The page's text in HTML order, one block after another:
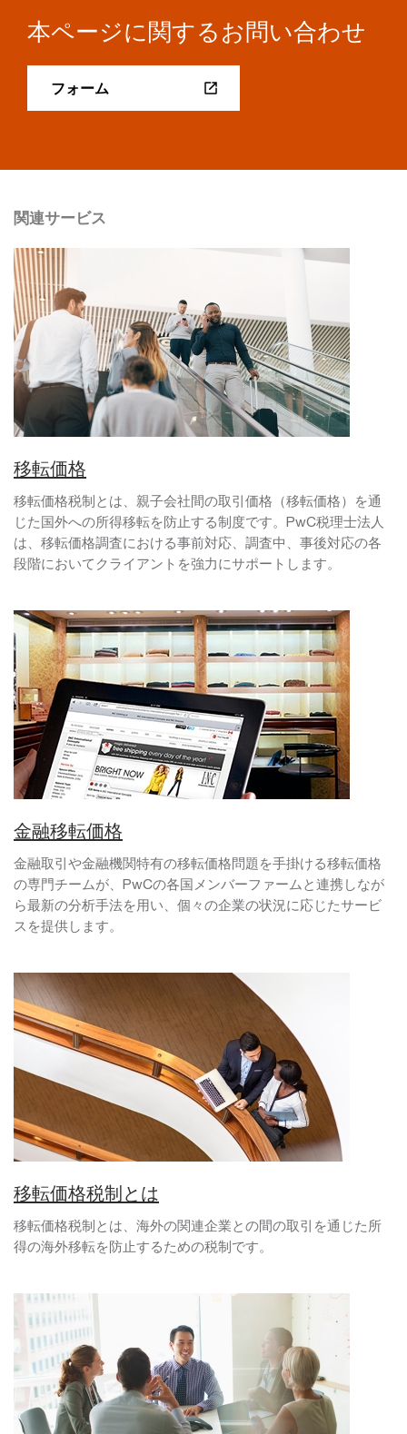
本ページに関するお問い合わせ
フォーム
関連サービス
移転価格
移転価格税制とは、親子会社間の取引価格（移転価格）を通
じた国外への所得移転を防止する制度です。PwC税理士法人
は、移転価格調査における事前対応、調査中、事後対応の各
段階においてクライアントを強力にサポートします。
金融移転価格
金融取引や金融機関特有の移転価格問題を手掛ける移転価格
の専門チームが、PwCの各国メンバーファームと連携しなが
ら最新の分析手法を用い、個々の企業の状況に応じたサービ
スを提供します。
移転価格税制とは
移転価格税制とは、海外の関連企業との間の取引を通じた所
得の海外移転を防止するための税制です。